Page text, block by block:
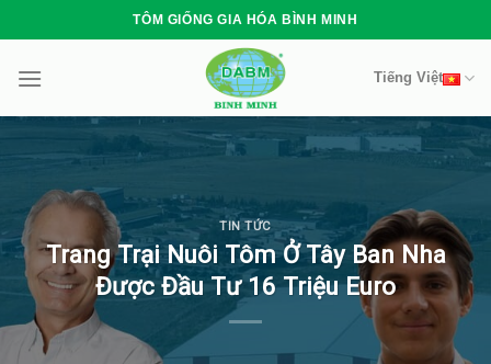
to
content
TÔM GIỐNG GIA HÓA BÌNH MINH
Tiếng Việt
TIN TỨC
Trang Trại Nuôi Tôm Ở Tây Ban Nha
Được Đầu Tư 16 Triệu Euro